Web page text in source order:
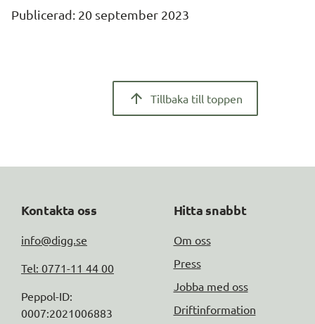
Publicerad: 20 september 2023
Tillbaka till toppen
Kontakta oss
info@digg.se
Tel: 0771-11 44 00
Peppol-ID:
0007:2021006883
Hitta snabbt
Om oss
Press
Jobba med oss
Driftinformation